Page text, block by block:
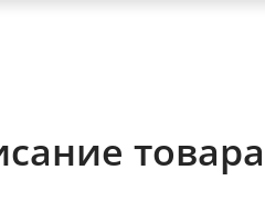
товара